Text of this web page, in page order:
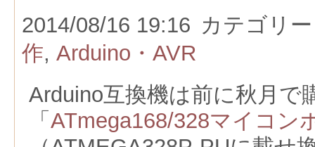
2014/08/16 19:16 カテゴリ
作, Arduino・AVR
Arduino互換機は前に秋月で
「 ATmega168/328マイコン